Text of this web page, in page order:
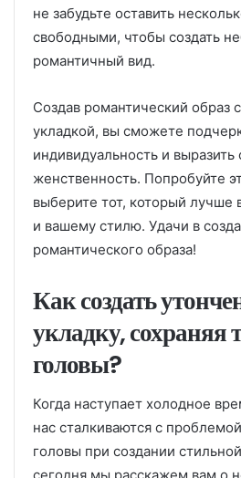
не забудьте оставить
свободными, чтобы создать
романтичный вид.
Создав романтический образ
укладкой, вы сможете
индивидуальность и
женственность. Попробуйте
выберите тот, который лучше
и вашему стилю. Удачи в
романтического образа!
Как создать
укладку, сохраняя
головы?
Когда наступает холодное
нас сталкиваются с
головы при создании